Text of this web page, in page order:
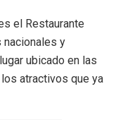
el Restaurante
nacionales y
ubicado en las
atractivos que ya